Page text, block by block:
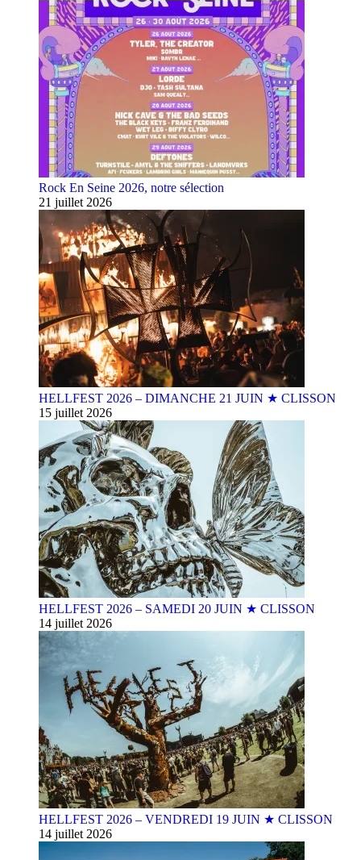
Rock En Seine 2026, notre sélection
21 juillet 2026
HELLFEST 2026 – DIMANCHE 21 JUIN ★ CLISSON
15 juillet 2026
HELLFEST 2026 – SAMEDI 20 JUIN ★ CLISSON
14 juillet 2026
HELLFEST 2026 – VENDREDI 19 JUIN ★ CLISSON
14 juillet 2026